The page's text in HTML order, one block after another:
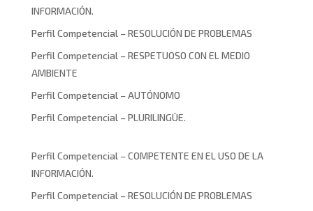
INFORMACIÓN.
Perfil Competencial – RESOLUCIÓN DE PROBLEMAS
Perfil Competencial – RESPETUOSO CON EL MEDIO
AMBIENTE
Perfil Competencial – AUTÓNOMO
Perfil Competencial – PLURILINGÜE.
Perfil Competencial – COMPETENTE EN EL USO DE LA
INFORMACIÓN.
Perfil Competencial – RESOLUCIÓN DE PROBLEMAS